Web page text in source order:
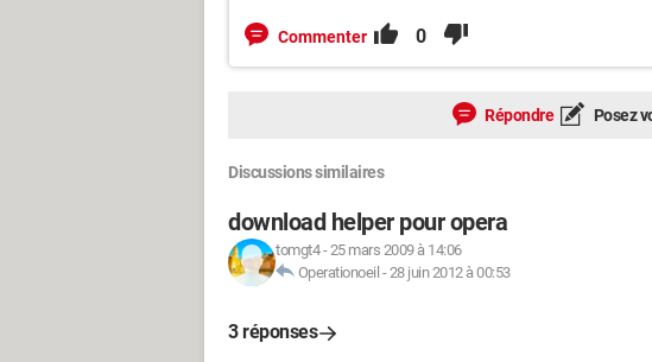
Commenter 0
Répondre Posez
Discussions similaires
download helper pour opera
tomgt4-25 mars 2009 à 14:06
Operationoeil -28 juin 2012 à 00:53
3 réponses